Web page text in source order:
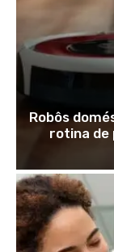
Robôs
rotina de